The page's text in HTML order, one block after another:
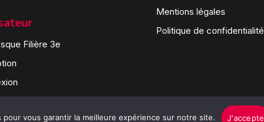
Filière 3e
Mentions légales
Politique de confidentialité
pour vous garantir la meilleure expérience sur notre site. J'accepte